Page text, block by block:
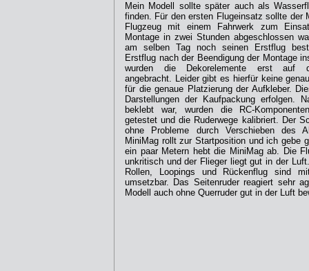
Mein Modell sollte später auch als
finden. Für den ersten Flugeinsatz sollte der
Flugzeug mit einem Fahrwerk zum
Montage in zwei Stunden abgeschlossen
am selben Tag noch seinen Erstflug
Erstflug nach der Beendigung der Montage
wurden die Dekorelemente erst auf
angebracht. Leider gibt es hierfür keine
für die genaue Platzierung der Aufkleber.
Darstellungen der Kaufpackung erfolgen.
beklebt war, wurden die RC-
getestet und die Ruderwege kalibriert. Der
ohne Probleme durch Verschieben des
MiniMag rollt zur Startposition und ich gebe
ein paar Metern hebt die MiniMag ab. Die
unkritisch und der Flieger liegt gut in der
Rollen, Loopings und Rückenflug sind
umsetzbar. Das Seitenruder reagiert sehr
Modell auch ohne Querruder gut in der Luft